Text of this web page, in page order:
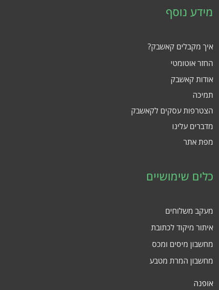
מידע נוסף
איך מקבלים קאשבק?
החזר אוטומטי
אודות קאשבק
תמיכה
הצטרפות עסקים לקאשבק
מדברים עלינו
מפת אתר
כלים שימושיים
מעקב משלוחים
איתור מיקוד לכתובת
מחשבון מיסים ומכס
מחשבון המרת מטבע
אופנה